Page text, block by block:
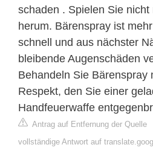
schaden . Spielen Sie
herum. Bärenspray ist
schnell und aus nächster
bleibende Augenschäden
Behandeln Sie Bärenspray
Respekt, den Sie einer
Handfeuerwaffe
Antrag auf Entfernung der Quelle
vollständige Antwort auf